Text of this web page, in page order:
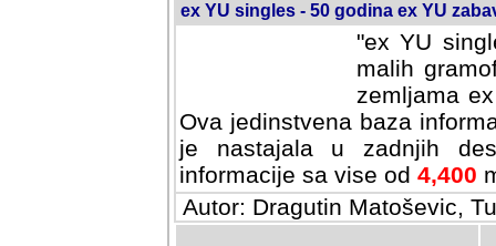
ex YU singles - 50 godina ex YU
"ex YU
malih
zemljama
Ova jedinstvena baza
je nastajala u zadnjih
informacije sa vise od 4,400
Autor: Dragutin Matoševic,